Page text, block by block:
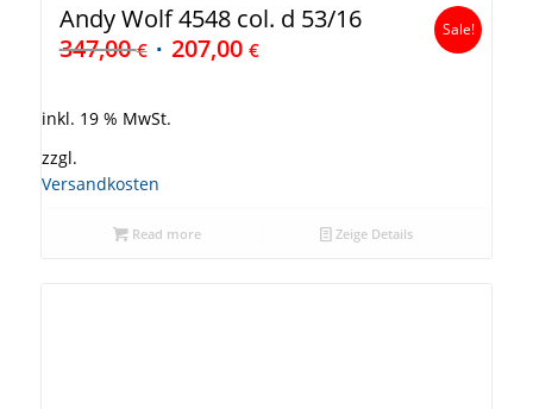
Andy Wolf 4548 col. d 53/16
347,00€ 207,00 €
Sale!
inkl. 19 % MwSt.
zzgl.
Versandkosten
Read more Zeige Details